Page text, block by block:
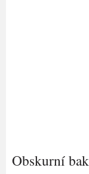
Obskurní